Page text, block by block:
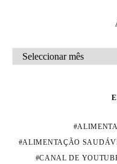
ARQUIVO
ALIMENTAÇÃO
CANAL DE